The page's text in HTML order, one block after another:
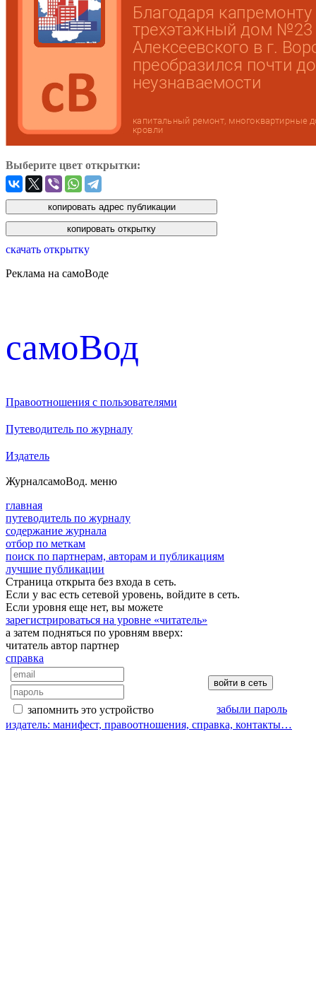
Выберите цвет открытки:
скачать открытку
Реклама на самоВоде
cамоВод
Правоотношения с пользователями
Путеводитель по журналу
Издатель
ЖурналсамоВод. меню
главная
путеводитель по журналу
содержание журнала
отбор по меткам
поиск по партнерам, авторам и публикациям
лучшие публикации
Страница открыта без входа в сеть.
Если у вас есть сетевой уровень, войдите в сеть.
Если уровня еще нет, вы можете
зарегистрироваться на уровне «читатель»
а затем подняться по уровням вверх:
читатель автор партнер
справка
запомнить это устройство
забыли пароль
издатель: манифест, правоотношения, справка, контакты…